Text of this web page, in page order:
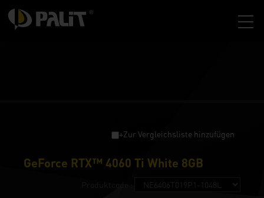
+Zur Vergleichsliste hinzufügen
GeForce RTX™ 4060 Ti White 8GB